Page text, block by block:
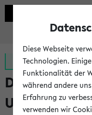
Zur MeineUni App
Das
Universität
Diese Webseite
Technologien.
Funktionalität der
während andere
Erfahrung zu
verwenden wir